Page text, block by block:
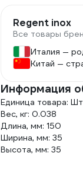
Regent inox
Все товары
Италия —
Китай —
Информация
Единица товара:
Вес, кг: 0.038
Длина, мм: 150
Ширина, мм: 35
Высота, мм: 35